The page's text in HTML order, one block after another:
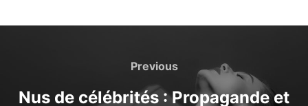
l’article
Previous
Previous
Nus de célébrités : Propagande et